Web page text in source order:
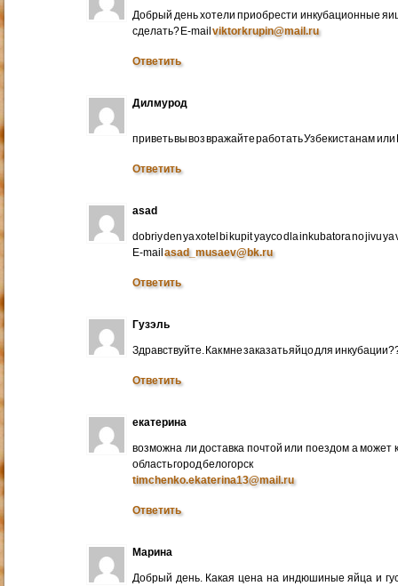
Добрый день хотели приобрести инкубационные
сделать? E-mailviktorkrupin@mail.ru
Ответить
Дилмурод
приветь вы воз вражайте работать Узбекистанам
Ответить
asad
dobriy den ya xotel bi kupit yayco dla inkubatora no jivu ya
E-mailasad_musaev@bk.ru
Ответить
Гузэль
Здравствуйте. Как мне заказать яйцо для
Ответить
екатерина
возможна ли доставка почтой или поездом а
область город белогорск
timchenko.ekaterina13@mail.ru
Ответить
Марина
Добрый день. Какая цена на индюшиные яйца и